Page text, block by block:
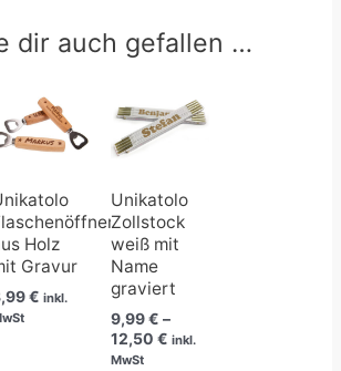
dir auch gefallen …
Holz
Gravur
€ inkl.
Unikatolo
Zollstock
weiß mit
Name
graviert
9,99€ –
12,50€
9,99 €
bis
inkl.
MwSt